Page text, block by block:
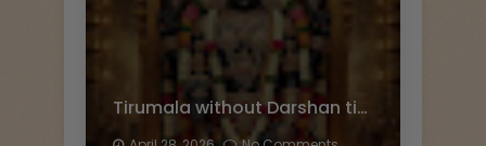
Tirumala without Darshan tickets?